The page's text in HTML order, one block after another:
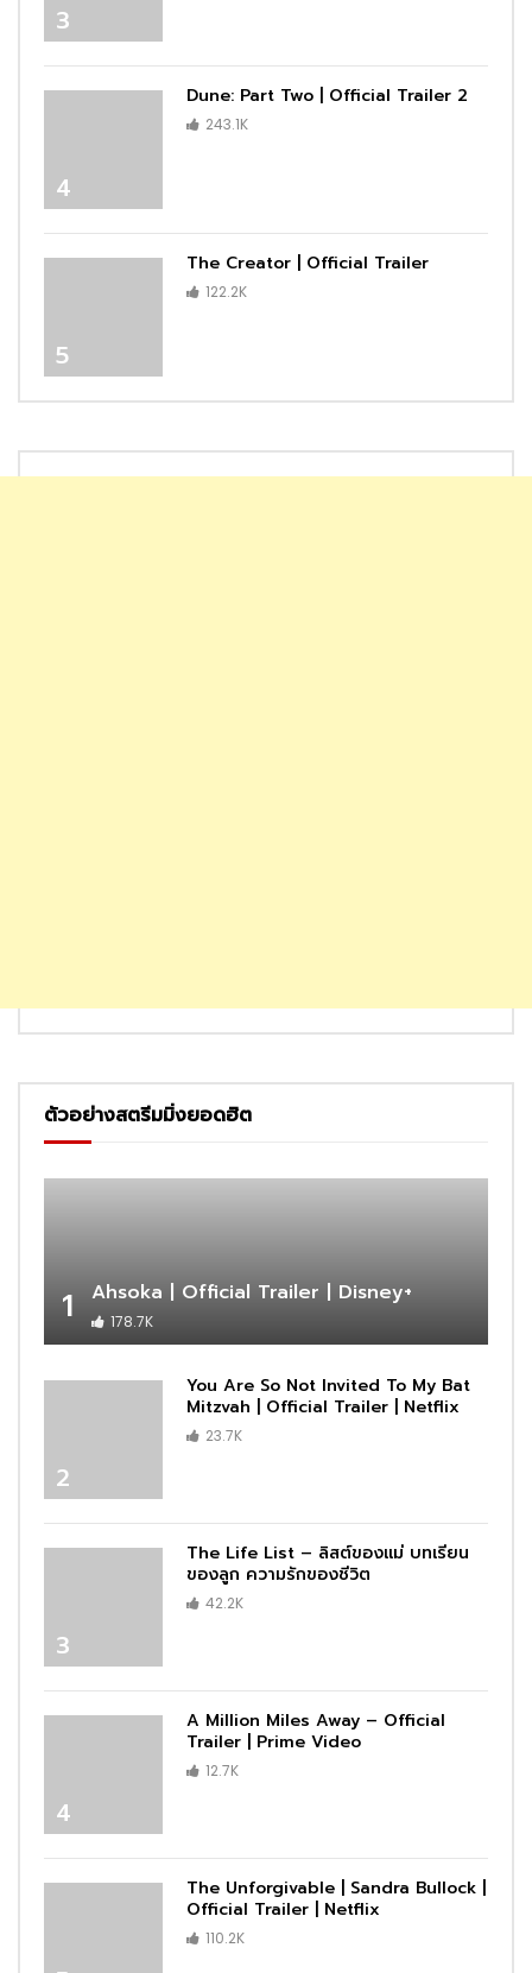
3
4
Dune: Part Two | Official Trailer 2
243.1K
5
The Creator | Official Trailer
122.2K
ตัวอย่างสตรีมมิ่งยอดฮิต
1 Ahsoka | Official Trailer | Disney+
178.7K
2
You Are So Not Invited To My Bat
Mitzvah | Official Trailer | Netflix
23.7K
3
The Life List – ลิสต์ของแม่ บทเรียน
ของลูก ความรักของชีวิต
42.2K
4
A Million Miles Away – Official
Trailer | Prime Video
12.7K
The Unforgivable | Sandra Bullock |
Official Trailer | Netflix
110.2K